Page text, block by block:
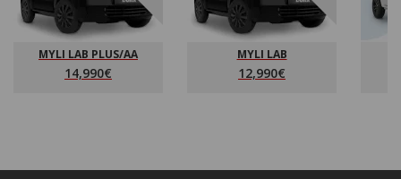
MYLI LAB PLUS/AA
14,990€
MYLI LAB
12,990€